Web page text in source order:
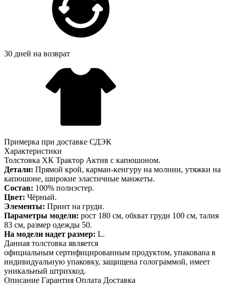
30 дней на возврат
Примерка при доставке СДЭК
Характеристики
Толстовка ХК Трактор Актив с капюшоном.
Детали: Прямой крой, карман-кенгуру на молнии, утяжки на
капюшоне, широкие эластичные манжеты.
Состав: 100% полиэстер.
Цвет: Чёрный.
Элементы: Принт на груди.
Параметры модели: рост 180 см, обхват груди 100 см, талия
83 см, размер одежды 50.
На модели надет размер: L.
Данная толстовка является
официальным сертифицированным продуктом, упакована в
индивидуальную упаковку, защищена голограммой, имеет
уникальный штрихкод.
Описание Гарантия Оплата Доставка